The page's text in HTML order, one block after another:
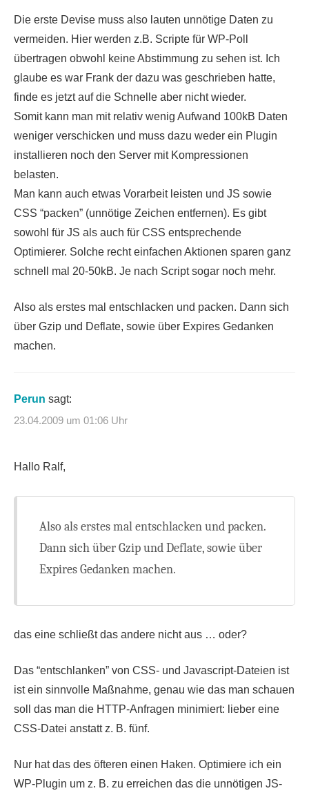
Die erste Devise muss also lauten unnötige Daten zu
vermeiden. Hier werden z.B. Scripte für WP-Poll
übertragen obwohl keine Abstimmung zu sehen ist. Ich
glaube es war Frank der dazu was geschrieben hatte,
finde es jetzt auf die Schnelle aber nicht wieder.
Somit kann man mit relativ wenig Aufwand 100kB Daten
weniger verschicken und muss dazu weder ein Plugin
installieren noch den Server mit Kompressionen
belasten.
Man kann auch etwas Vorarbeit leisten und JS sowie
CSS “packen” (unnötige Zeichen entfernen). Es gibt
sowohl für JS als auch für CSS entsprechende
Optimierer. Solche recht einfachen Aktionen sparen ganz
schnell mal 20-50kB. Je nach Script sogar noch mehr.
Also als erstes mal entschlacken und packen. Dann sich
über Gzip und Deflate, sowie über Expires Gedanken
machen.
Perun sagt:
23.04.2009 um 01:06 Uhr
Hallo Ralf,
Also als erstes mal entschlacken und packen.
Dann sich über Gzip und Deflate, sowie über
Expires Gedanken machen.
das eine schließt das andere nicht aus … oder?
Das “entschlanken” von CSS- und Javascript-Dateien ist
ist ein sinnvolle Maßnahme, genau wie das man schauen
soll das man die HTTP-Anfragen minimiert: lieber eine
CSS-Datei anstatt z. B. fünf.
Nur hat das des öfteren einen Haken. Optimiere ich ein
WP-Plugin um z. B. zu erreichen das die unnötigen JS-